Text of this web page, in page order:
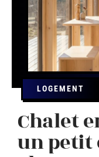
LOGEMENT
Chalet
un petit